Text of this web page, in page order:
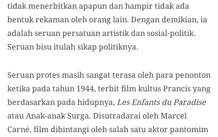
tidak menerbitkan apapun dan hampir tidak ada
bentuk rekaman oleh orang lain. Dengan demikian, ia
adalah seruan persatuan artistik dan sosial-politik.
Seruan bisu itulah sikap politiknya.
Seruan protes masih sangat terasa oleh para penonton
ketika pada tahun 1944, terbit film kultus Prancis yang
berdasarkan pada hidupnya, Les Enfants du Paradise
atau Anak-anak Surga. Disutradarai oleh Marcel
Carné, film dibintangi oleh salah satu aktor pantomim